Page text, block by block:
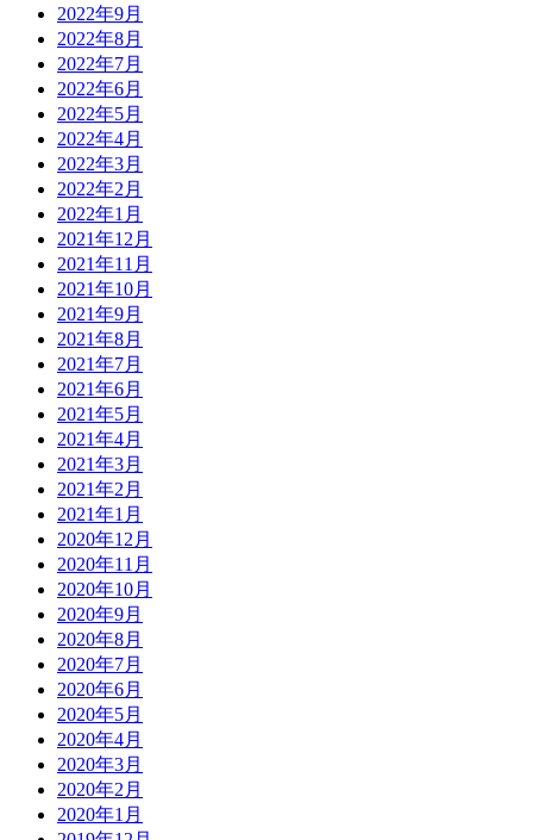
2022年9月
2022年8月
2022年7月
2022年6月
2022年5月
2022年4月
2022年3月
2022年2月
2022年1月
2021年12月
2021年11月
2021年10月
2021年9月
2021年8月
2021年7月
2021年6月
2021年5月
2021年4月
2021年3月
2021年2月
2021年1月
2020年12月
2020年11月
2020年10月
2020年9月
2020年8月
2020年7月
2020年6月
2020年5月
2020年4月
2020年3月
2020年2月
2020年1月